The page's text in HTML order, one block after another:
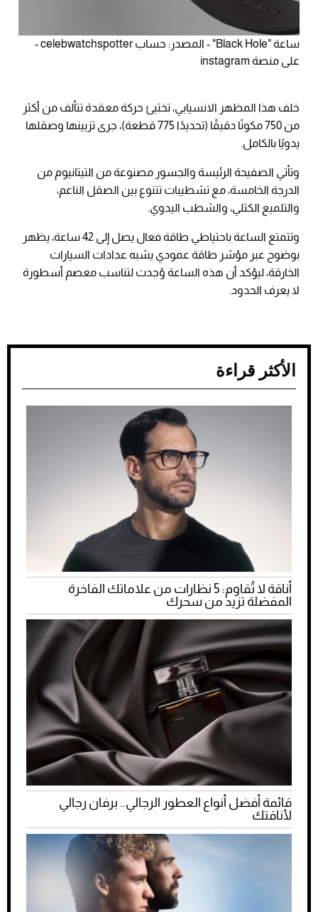
ساعة "Black Hole" - المصدر: حساب celebwatchspotter -
على منصة instagram
خلف هذا المظهر الانسيابي، تختبئ حركة معقدة تتألف من أكثر
من 750 مكونًا دقيقًا (تحديدًا 775 قطعة)، جرى تزيينها وصقلها
يدويًا بالكامل.
وتأتي الصفيحة الرئيسة والجسور مصنوعة من التيتانيوم من
الدرجة الخامسة، مع تشطيبات تتنوع بين الصقل الناعم،
والتلميع الكتلي، والشطب اليدوي.
وتتمتع الساعة باحتياطي طاقة فعال يصل إلى 42 ساعة، يظهر
بوضوح عبر مؤشر طاقة عمودي يشبه عدادات السيارات
الخارقة، ليؤكد أن هذه الساعة وُجدت لتناسب معصم أسطورة
لا يعرف الحدود.
الأكثر قراءة
أناقة لا تُقاوم: 5 نظارات من علاماتك الفاخرة
المفضلة تزيد من سحرك
قائمة أفضل أنواع العطور الرجالي.. برفان رجالي
لأناقتك